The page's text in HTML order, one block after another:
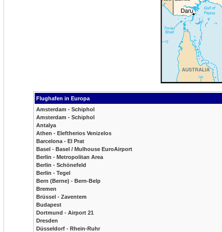
Flughafen in Europa
Amsterdam - Schiphol
Amsterdam - Schiphol
Antalya
Athen - Eleftherios Venizelos
Barcelona - El Prat
Basel - Basel / Mulhouse EuroAirport
Berlin - Metropolitan Area
Berlin - Schönefeld
Berlin - Tegel
Bern (Berne) - Bern-Belp
Bremen
Brüssel - Zaventem
Budapest
Dortmund - Airport 21
Dresden
Düsseldorf - Rhein-Ruhr